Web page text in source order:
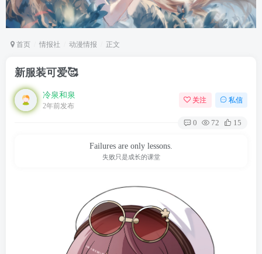
首页 情报社 动漫情报 正文
新服装可爱🥰
冷泉和泉
2年前发布
关注 私信
0 72 15
Failures are only lessons.
失败只是成长的课堂